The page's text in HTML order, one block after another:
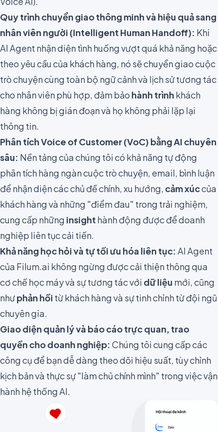
Quy trình chuyển giao thông minh và hiệu quả sang
nhân viên người (Intelligent Human Handoff): Khi
AI Agent nhận diện tình huống vượt quá khả năng hoặc
theo yêu cầu của khách hàng, nó sẽ chuyển giao cuộc
trò chuyện cùng toàn bộ ngữ cảnh và lịch sử tương tác
cho nhân viên phù hợp, đảm bảo hành trình khách
hàng không bị gián đoạn và họ không phải lặp lại
thông tin.
Phân tíchVoice of Customer (VoC) bằng AI chuyên
sâu: Nền tảng của chúng tôi có khả năng tự động
phân tích hàng ngàn cuộc trò chuyện, email, bình luận
để nhận diện các chủ đề chính, xu hướng, cảm xúccủa
khách hàng và những "điểm đau" trong trải nghiệm,
cung cấp những insight hành động được để doanh
nghiệp liên tục cải tiến.
Khả năng học hỏi và tự tối ưu hóa liên tục: AI Agent
của Filum.ai không ngừng được cải thiện thông qua
cơ chế học máy và sự tương tác với dữ liệu mới, cũng
nhưphản hồi từ khách hàng và sự tinh chỉnh từ đội ngũ
chuyên gia.
Giao diện quản lý và báo cáo trực quan, trao
quyền cho doanh nghiệp: Chúng tôi cung cấp các
công cụ để bạn dễ dàng theo dõi hiệu suất, tùy chỉnh
kịch bản và thực sự "làm chủ chính mình" trong việc vận
hành hệ thống AI.